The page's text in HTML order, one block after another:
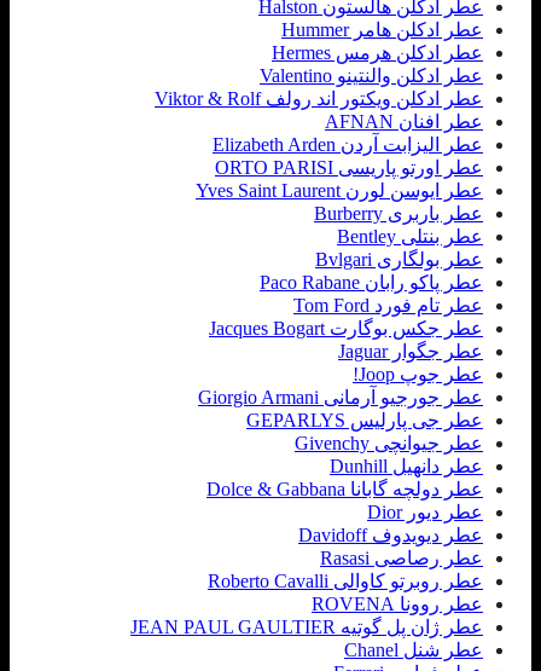
عطر ادکلن هالستون Halston
عطر ادکلن هامر Hummer
عطر ادکلن هرمس Hermes
عطر ادکلن والنتینو Valentino
عطر ادکلن ویکتور اند رولف Viktor & Rolf
عطر افنان AFNAN
عطر الیزابت آردن Elizabeth Arden
عطر اورتو پاریسی ORTO PARISI
عطر ایوسن لورن Yves Saint Laurent
عطر باربری Burberry
عطر بنتلی Bentley
عطر بولگاری Bvlgari
عطر پاکو رابان Paco Rabane
عطر تام فورد Tom Ford
عطر جکس بوگارت Jacques Bogart
عطر جگوار Jaguar
عطر جوپ Joop!
عطر جورجیو آرمانی Giorgio Armani
عطر جی پارلیس GEPARLYS
عطر جیوانچی Givenchy
عطر دانهیل Dunhill
عطر دولچه گابانا Dolce & Gabbana
عطر دیور Dior
عطر دیویدوف Davidoff
عطر رصاصی Rasasi
عطر روبرتو کاوالی Roberto Cavalli
عطر روونا ROVENA
عطر ژان پل گوتیه JEAN PAUL GAULTIER
عطر شنل Chanel